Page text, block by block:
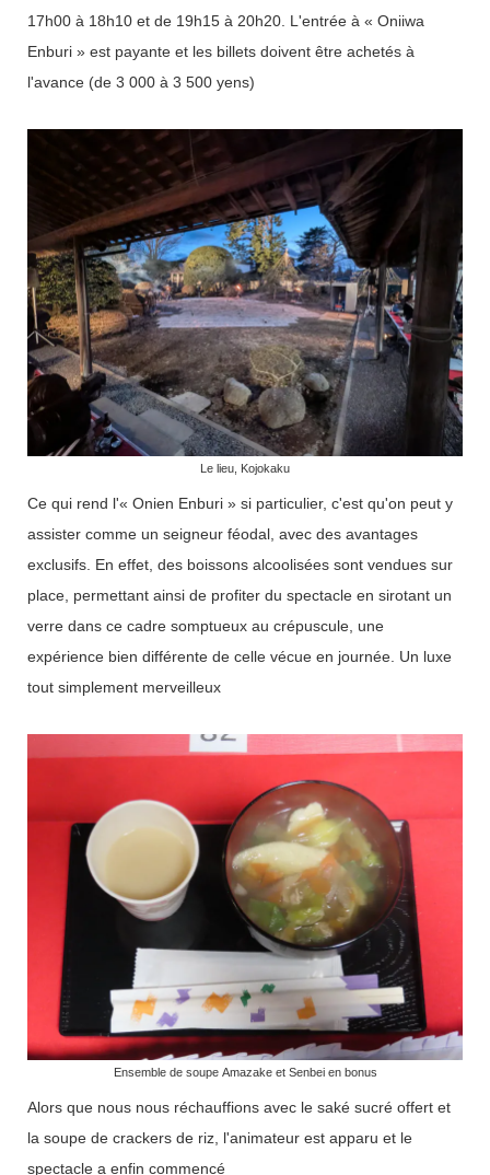
17h00 à 18h10 et de 19h15 à 20h20. L'entrée à « Oniiwa
Enburi » est payante et les billets doivent être achetés à
l'avance (de 3 000 à 3 500 yens)
Le lieu, Kojokaku
Ce qui rend l'« Onien Enburi » si particulier, c'est qu'on peut y
assister comme un seigneur féodal, avec des avantages
exclusifs. En effet, des boissons alcoolisées sont vendues sur
place, permettant ainsi de profiter du spectacle en sirotant un
verre dans ce cadre somptueux au crépuscule, une
expérience bien différente de celle vécue en journée. Un luxe
tout simplement merveilleux
Ensemble de soupe Amazake et Senbei en bonus
Alors que nous nous réchauffions avec le saké sucré offert et
la soupe de crackers de riz, l'animateur est apparu et le
spectacle a enfin commencé